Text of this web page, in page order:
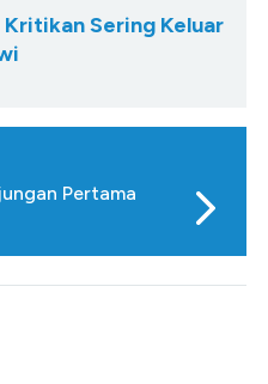
Sering Keluar
Pertama